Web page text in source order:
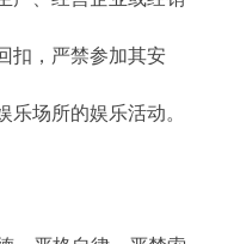
扣，严禁参加其安
场所的娱乐活动。